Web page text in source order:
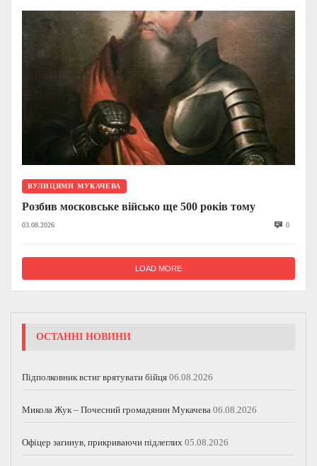
ВУЛИЦЯМИ МУКАЧЕВА
Розбив московське військо ще 500 років тому
03.08.2026 0
LOAD MORE
ОСТАННІ НОВИНИ
Підполковник встиг врятувати бійця 06.08.2026
Микола Жук – Почесний громадянин Мукачева 06.08.2026
Офіцер загинув, прикриваючи підлеглих 05.08.2026